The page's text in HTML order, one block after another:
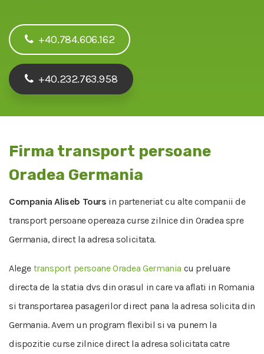
+40.784.606.162
+40.232.763.958
Firma transport persoane
Oradea Germania
Compania Aliseb Tours in parteneriat cu alte companii de
transport persoane opereaza curse zilnice din Oradea spre
Germania, direct la adresa solicitata.
Alege transport persoane Oradea Germania cu preluare
directa de la statia dvs din orasul in care va aflati in Romania
si transportarea pasagerilor direct pana la adresa solicita din
Germania. Avem un program flexibil si va punem la
dispozitie curse zilnice direct la adresa solicitata catre